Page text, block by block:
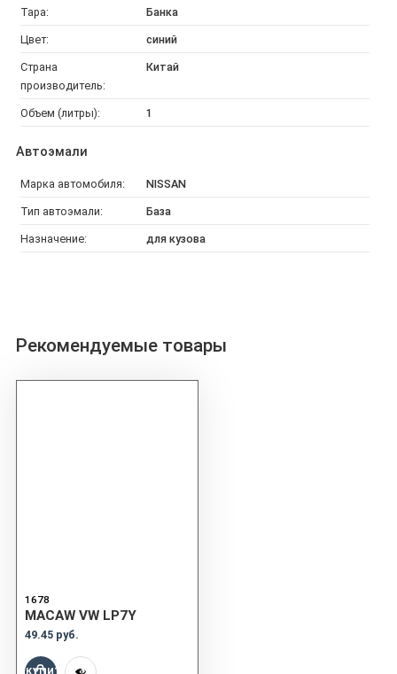
Тара: Банка
Цвет: синий
Страна
производитель:
Китай
Объем (литры): 1
Автоэмали
Марка автомобиля: NISSAN
Тип автоэмали: База
Назначение: для кузова
Рекомендуемые товары
1678
MACAW VW LP7Y
49.45 руб.
КУПИТЬ